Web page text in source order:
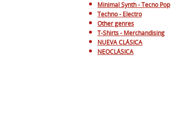
Minimal Synth - Tecno Pop
Techno - Electro
Other genres
T-Shirts - Merchandising
NUEVA CLÁSICA
NEOCLÁSICA